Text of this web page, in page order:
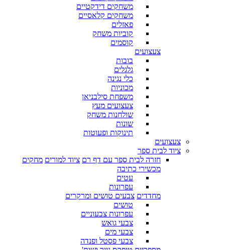
משחקים דידקטיים
משחקים קלאסיים
פאזלים
קוביות משחק
קוסמים
צעצועים
בובות
גלגלים
כלי נגינה
מכוניות
משפחת סילבניאן
צעצועים מעץ
שולחנות משחק
שונות
תינוקות ופעוטות
צעצועים
ציוד לבית ספר
חזרה לבית ספר עם דף רם ציוד למורים מחקים
מכשירי כתיבה
עטים
עפרונות
מחדדים צבעים טושים ומרקרים
טושים
עפרונות צבעוניים
צבעי גואש
צבעי מים
צבעי פסטל ופנדה